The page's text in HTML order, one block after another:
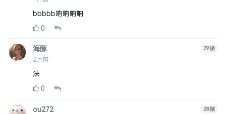
bbbbb呐呐呐呐
0
海豚
2月前
29楼
法
0
ou272 28楼